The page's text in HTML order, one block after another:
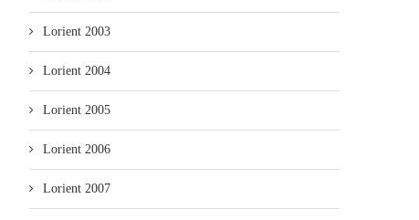
Lorient 2003
Lorient 2004
Lorient 2005
Lorient 2006
Lorient 2007